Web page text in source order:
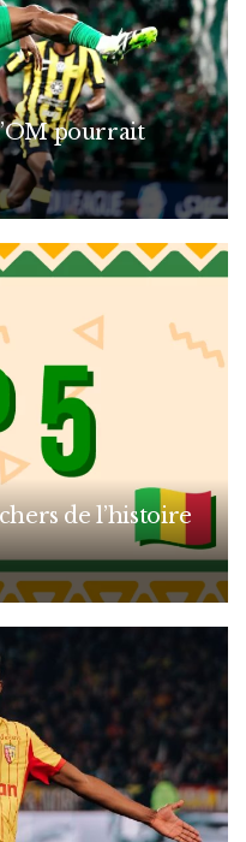
pourrait
de l’histoire